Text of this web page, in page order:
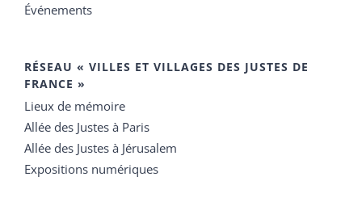
Événements
RÉSEAU « VILLES ET VILLAGES DES JUSTES DE
FRANCE »
Lieux de mémoire
Allée des Justes à Paris
Allée des Justes à Jérusalem
Expositions numériques